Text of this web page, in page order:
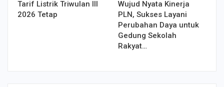
Tarif Listrik Triwulan III
2026 Tetap
Wujud Nyata Kinerja
PLN, Sukses Layani
Perubahan Daya untuk
Gedung Sekolah
Rakyat…